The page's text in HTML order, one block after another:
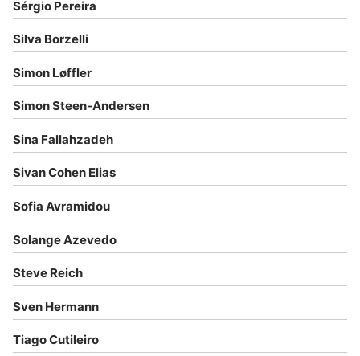
Sérgio Pereira
Silva Borzelli
Simon Løffler
Simon Steen-Andersen
Sina Fallahzadeh
Sivan Cohen Elias
Sofia Avramidou
Solange Azevedo
Steve Reich
Sven Hermann
Tiago Cutileiro